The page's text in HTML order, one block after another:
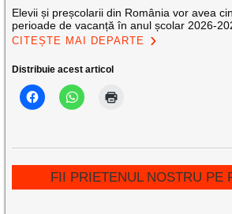
Elevii și preșcolarii din România vor avea
perioade de vacanță în anul școlar 2026-
CITEȘTE MAI DEPARTE
Distribuie acest articol
FII PRIETENUL NOSTRU PE